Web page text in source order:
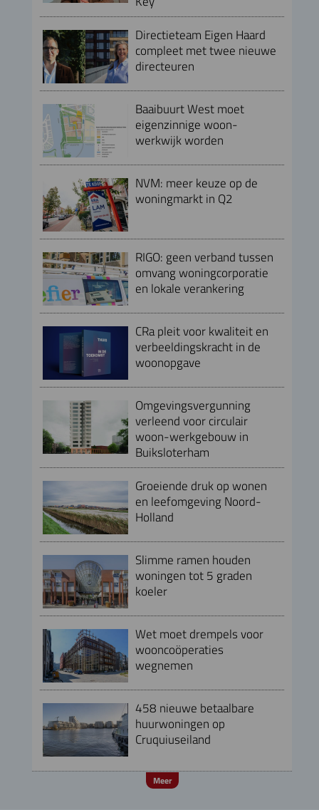
Directieteam Eigen Haard
compleet met twee nieuwe
directeuren
Baaibuurt West moet
eigenzinnige woon-
werkwijk worden
NVM: meer keuze op de
woningmarkt in Q2
RIGO: geen verband tussen
omvang woningcorporatie
en lokale verankering
CRa pleit voor kwaliteit en
verbeeldingskracht in de
woonopgave
Omgevingsvergunning
verleend voor circulair
woon-werkgebouw in
Buiksloterham
Groeiende druk op wonen
en leefomgeving Noord-
Holland
Slimme ramen houden
woningen tot 5 graden
koeler
Wet moet drempels voor
wooncoöperaties
wegnemen
458 nieuwe betaalbare
huurwoningen op
Cruquiuseiland
Meer